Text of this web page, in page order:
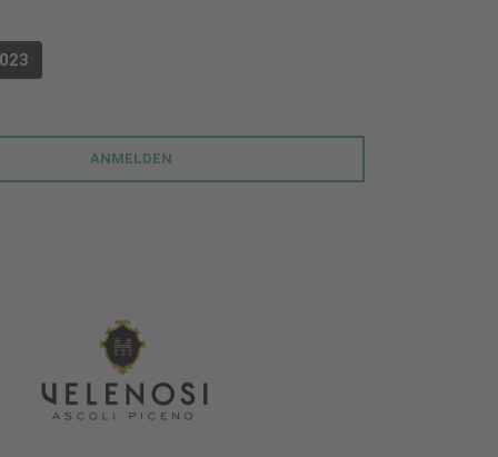
IST ZURZEIT NICHT VERFÜGBAR.)
ANMELDEN